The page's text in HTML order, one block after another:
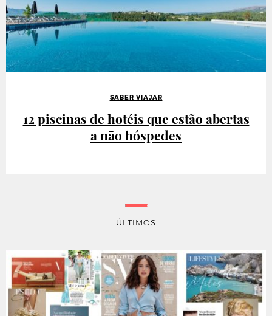
SABER VIAJAR
12 piscinas de hotéis que estão abertas
a não hóspedes
ÚLTIMOS